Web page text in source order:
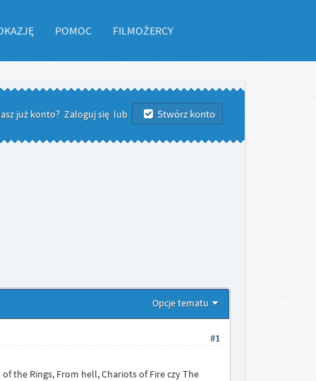
POMOC FILMOŻERCY
już konto? Zaloguj się lub Stwórz konto
Opcje tematu
#1
the Rings, From hell, Chariots of Fire czy The